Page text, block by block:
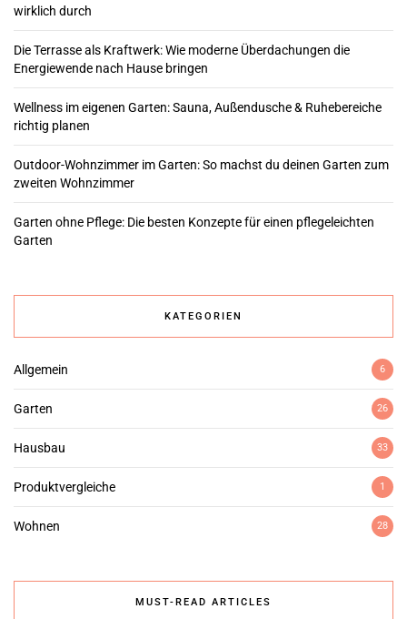
wirklich durch
Die Terrasse als Kraftwerk: Wie moderne Überdachungen die
Energiewende nach Hause bringen
Wellness im eigenen Garten: Sauna, Außendusche & Ruhebereiche
richtig planen
Outdoor-Wohnzimmer im Garten: So machst du deinen Garten zum
zweiten Wohnzimmer
Garten ohne Pflege: Die besten Konzepte für einen pflegeleichten
Garten
KATEGORIEN
Allgemein 6
Garten 26
Hausbau 33
Produktvergleiche 1
Wohnen 28
MUST-READ ARTICLES